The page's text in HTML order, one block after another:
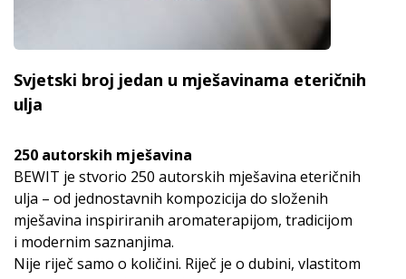
Svjetski broj jedan u mješavinama eteričnih
ulja
250 autorskih mješavina
BEWIT je stvorio 250 autorskih mješavina eteričnih
ulja – od jednostavnih kompozicija do složenih
mješavina inspiriranih aromaterapijom, tradicijom
i modernim saznanjima.
Nije riječ samo o količini. Riječ je o dubini, vlastitom